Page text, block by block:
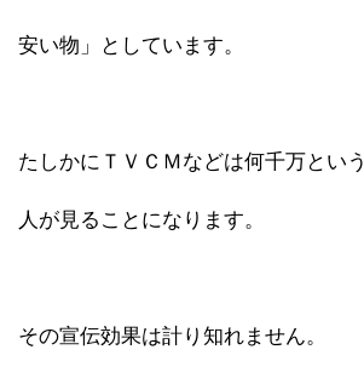
安い物」としています。
たしかにＴＶＣＭなどは何千万という
人が見ることになります。
その宣伝効果は計り知れません。